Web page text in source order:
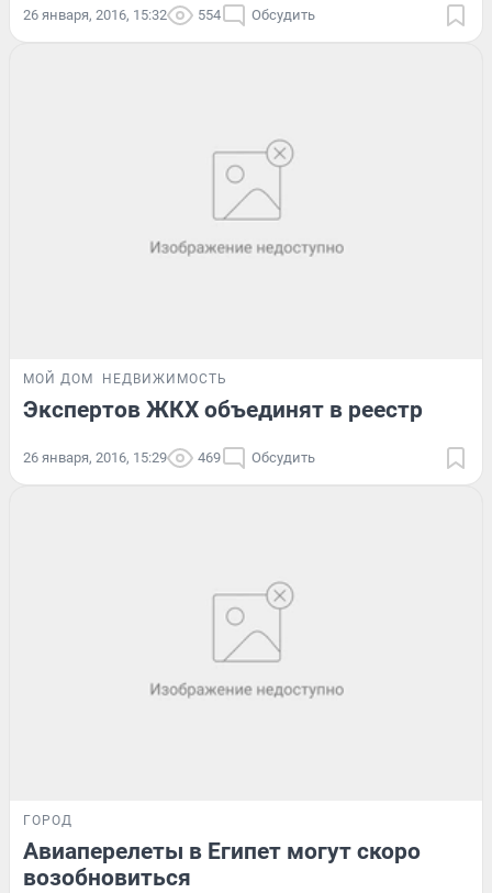
26 января, 2016, 15:32 554 Обсудить
МОЙ ДОМ НЕДВИЖИМОСТЬ
Экспертов ЖКХ объединят в реестр
26 января, 2016, 15:29 469 Обсудить
ГОРОД
Авиаперелеты в Египет могут скоро
возобновиться